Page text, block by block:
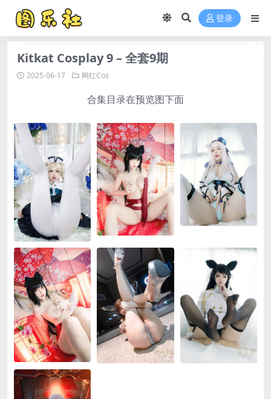
登录
Kitkat Cosplay 9 – 全套9期
2025-06-17 网红Cos
合集目录在预览图下面